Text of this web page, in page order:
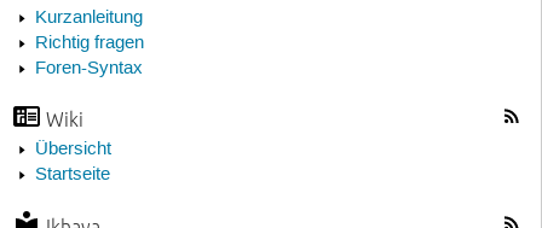
Kurzanleitung
Richtig fragen
Foren-Syntax
Wiki
Übersicht
Startseite